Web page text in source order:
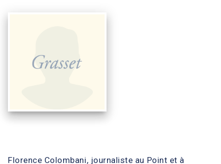
Florence Colombani, journaliste au Point et à